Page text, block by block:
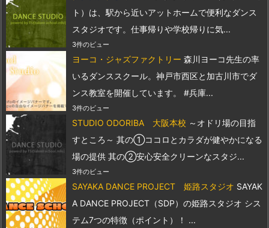
ト）は、駅から近いアットホームで便利なダンス
スタジオです。仕事帰りや学校帰りに気...
3件のビュー
ヨーコ・ジャズファクトリー 森川ヨーコ先生の率
いるダンススクール。神戸市西区と加古川市でダ
ンス教室を開催しています。 #兵庫...
3件のビュー
STUDIO ODORIBA 大阪本校 ～オドリ場の目指
すところ～ 其の①ココロとカラダが健やかになる
場の提供 其の②安心安全クリーンなスタジ...
3件のビュー
SAYAKA DANCE PROJECT 姫路スタジオ SAYAK
A DANCE PROJECT（SDP）の姫路スタジオ シス
テム7つの特徴（ポイント）！ ...